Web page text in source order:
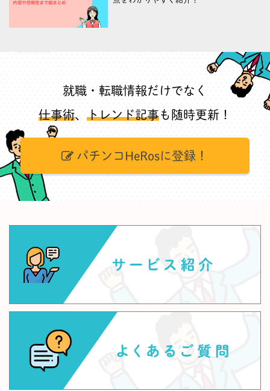
就職・転職情報だけでなく
仕事術、 トレンド記事も随時更新！
パチンコHeRosに登録！